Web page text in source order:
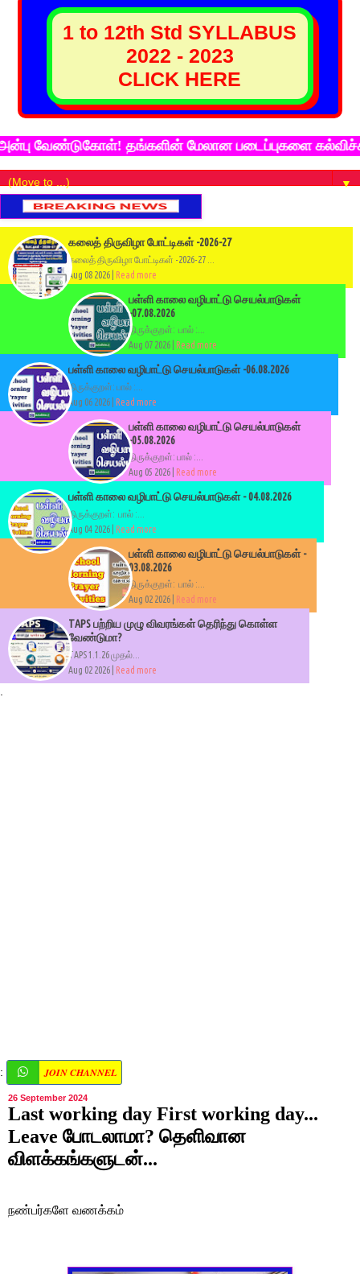
1 to 12th Std SYLLABUS
2022 - 2023
CLICK HERE
தங்களின் மேலான படைப்புகளை கல்விச்சுடர்
▼
கலைத் திருவிழா போட்டிகள் -2026-27
கலைத் திருவிழா போட்டிகள் -2026-27 ...
Aug 08 2026 |
Read more
பள்ளி காலை வழிபாட்டு செயல்பாடுகள்
-07.08.2026
திருக்குறள்: பால் :...
Aug 07 2026 | Read more
பள்ளி காலை வழிபாட்டு செயல்பாடுகள் -06.08.2026
திருக்குறள்: பால் :...
Aug 06 2026 | Read more
பள்ளி காலை வழிபாட்டு செயல்பாடுகள்
-05.08.2026
திருக்குறள்: பால் :...
Aug 05 2026 |
Read more
பள்ளி காலை வழிபாட்டு செயல்பாடுகள் - 04.08.2026
திருக்குறள்: பால் :...
Aug 04 2026 | Read more
பள்ளி காலை வழிபாட்டு செயல்பாடுகள் -
03.08.2026
திருக்குறள்: பால் :...
Aug 02 2026 |
Read more
TAPS பற்றிய முழு விவரங்கள் தெரிந்து கொள்ள
வேண்டுமா?
TAPS 1.1.26 முதல்...
Aug 02 2026 |
Read more
: JOIN CHANNEL
26 September 2024
Last working day First working day...
Leave போடலாமா? தெளிவான
விளக்கங்களுடன்...
நண்பர்களே வணக்கம்